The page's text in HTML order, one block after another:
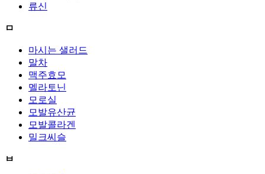
류신
ㅁ
마시는 샐러드
말차
맥주효모
멜라토닌
모로실
모발유산균
모발콜라겐
밀크씨슬
ㅂ